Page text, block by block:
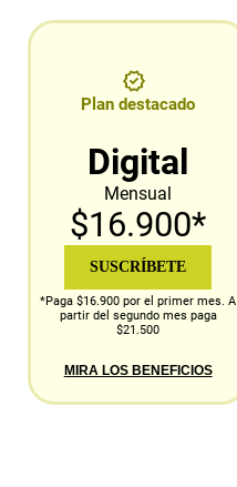
Plan destacado
Digital
Mensual
$16.900*
SUSCRÍBETE
*Paga $16.900 por el primer mes. A
partir del segundo mes paga
$21.500
MIRA LOS BENEFICIOS